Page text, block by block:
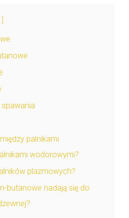
palnikami
wodorowymi?
plazmowych?
butanowe nadają się do